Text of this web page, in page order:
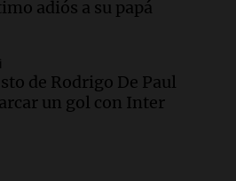
a su familia
Privada: el revés
expuso una debilidad
del Gobierno
adiós a su papá
de Rodrigo De Paul
un gol con Inter